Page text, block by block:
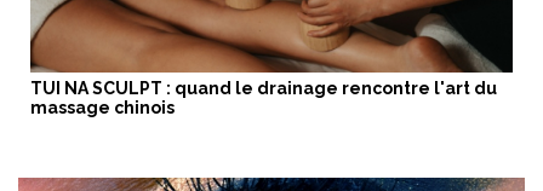
TUI NA SCULPT : quand le drainage rencontre l'art du
massage chinois